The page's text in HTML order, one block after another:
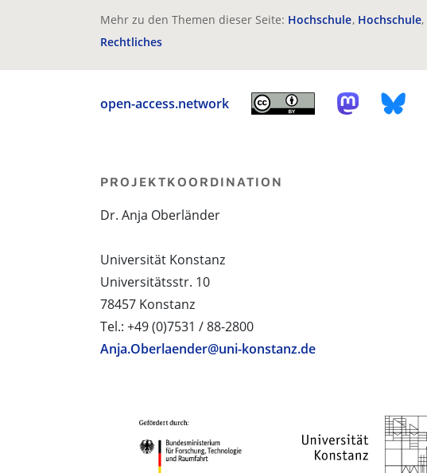
Mehr zu den Themen dieser Seite: Hochschule Hochschule
Rechtliches
open-access.network
PROJEKTKOORDINATION
Dr. Anja Oberländer
Universität Konstanz
Universitätsstr. 10
78457 Konstanz
Tel.: +49 (0)7531 / 88-2800
Anja.Oberlaender@uni-konstanz.de